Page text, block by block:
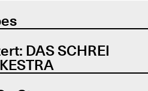
DAS SCHREI